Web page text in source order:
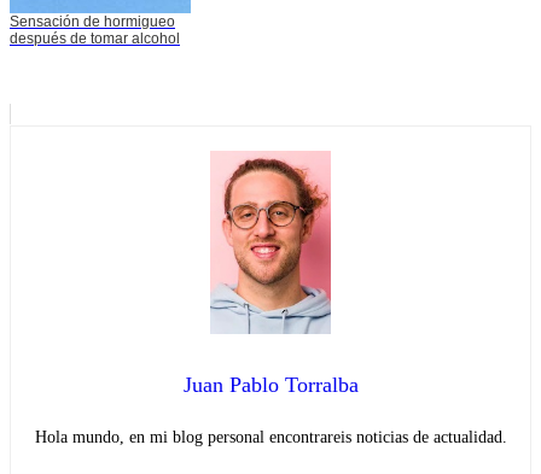
Sensación de hormigueo
después de tomar alcohol
Juan Pablo Torralba
Hola mundo, en mi blog personal encontrareis noticias de actualidad.